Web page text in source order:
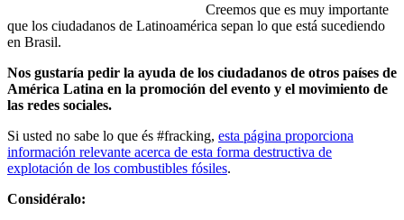
Creemos que es muy importante
que los ciudadanos de Latinoamérica sepan lo que está sucediendo
en Brasil.
Nos gustaría pedir la ayuda de los ciudadanos de otros países de
América Latina en la promoción del evento y el movimiento de
las redes sociales.
Si usted no sabe lo que és #fracking, esta página proporciona
información relevante acerca de esta forma destructiva de
explotación de los combustibles fósiles.
Considéralo: